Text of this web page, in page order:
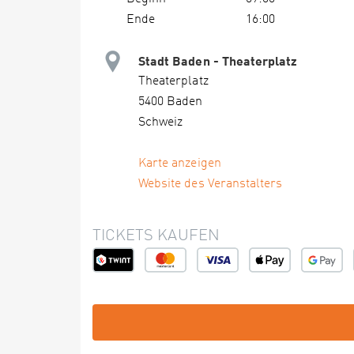
Ende
16:00
Stadt Baden - Theaterplatz
Theaterplatz
5400 Baden
Schweiz
Karte anzeigen
Website des Veranstalters
TICKETS KAUFEN